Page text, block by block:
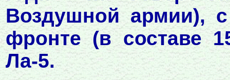
Воздушной армии),
фронте (в составе
Ла-5.